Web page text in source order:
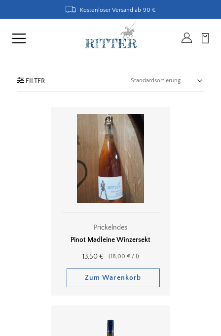
Kostenloser Versand ab 90 €
FILTER
Prickelndes
Pinot Madleine Winzersekt
13,50€ (18,00 €/ )
Zum Warenkorb